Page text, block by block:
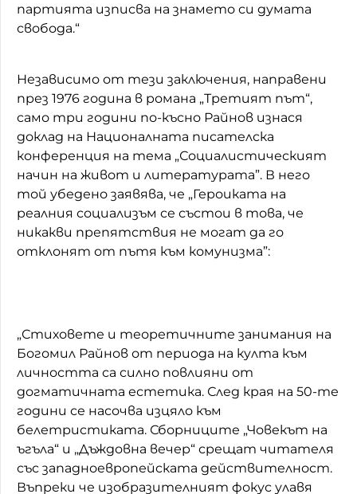
партията изписва на знамето си думата
свобода.“
Независимо от тези заключения, направени
през 1976 година в романа „Третият път“,
само три години по-късно Райнов изнася
доклад на Националната писателска
конференция на тема „Социалистическият
начин на живот и литературата”. В него
той убедено заявява, че „Героиката на
реалния социализъм се състои в това, че
никакви препятствия не могат да го
отклонят от пътя към комунизма”:
„Стиховете и теоретичните занимания на
Богомил Райнов от периода на култа към
личността са силно повлияни от
догматичната естетика. След края на 50-те
години се насочва изцяло към
белетристиката. Сборниците „Човекът на
ъгъла“ и „Дъждовна вечер“ срещат читателя
със западноевропейската действителност.
Въпреки че изобразителният фокус улавя